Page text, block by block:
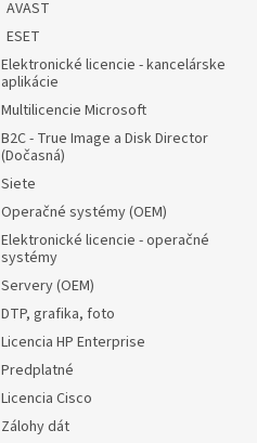
AVAST
ESET
Elektronické licencie - kancelárske
aplikácie
Multilicencie Microsoft
B2C - True Image a Disk Director
(Dočasná)
Siete
Operačné systémy (OEM)
Elektronické licencie - operačné
systémy
Servery (OEM)
DTP, grafika, foto
Licencia HP Enterprise
Predplatné
Licencia Cisco
Zálohy dát